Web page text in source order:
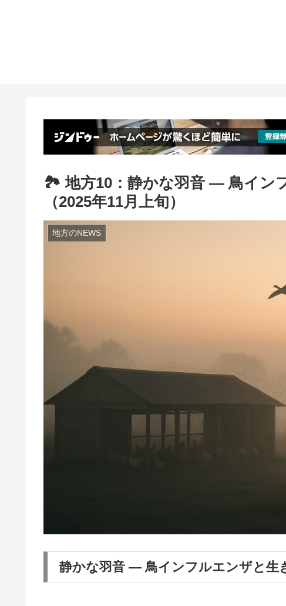
🏞 地方10：静かな羽音 ― 鳥イン
（2025年11月上旬）
地方のNEWS
静かな羽音 ― 鳥インフルエンザと生